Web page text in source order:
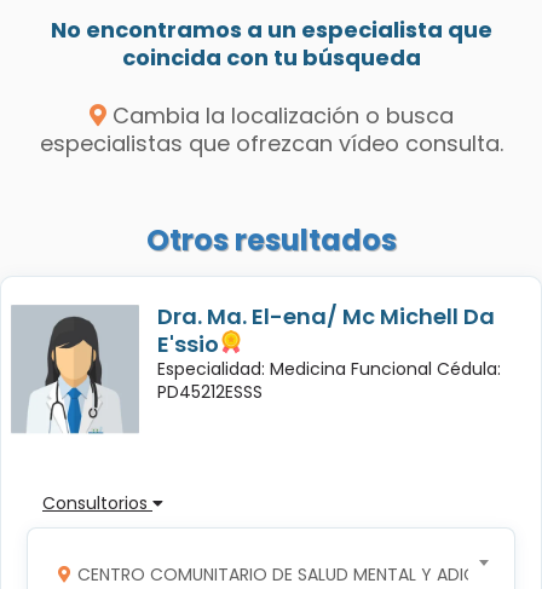
No encontramos a un especialista que
coincida con tu búsqueda
Cambia la localización o busca
especialistas que ofrezcan vídeo consulta.
Otros resultados
Dra. Ma. El-ena/ Mc Michell Da
E'ssio
Especialidad: Medicina Funcional Cédula:
PD45212ESSS
Consultorios
CENTRO COMUNITARIO DE SALUD MENTAL Y ADICCIONES